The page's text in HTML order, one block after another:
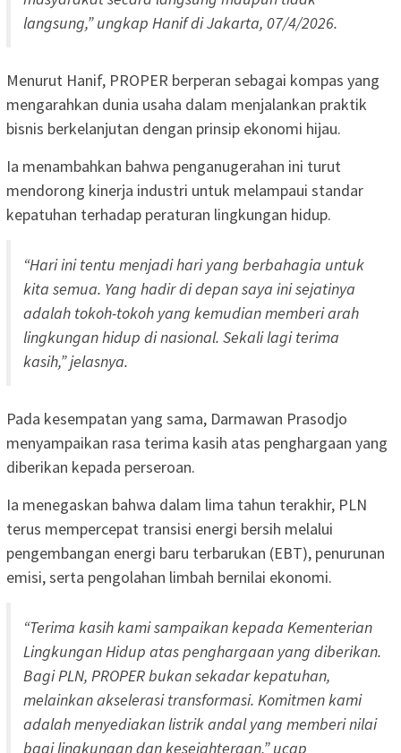
langsung,” ungkap Hanif di Jakarta, 07/4/2026.
Menurut Hanif, PROPER berperan sebagai kompas yang
mengarahkan dunia usaha dalam menjalankan praktik
bisnis berkelanjutan dengan prinsip ekonomi hijau.
Ia menambahkan bahwa penganugerahan ini turut
mendorong kinerja industri untuk melampaui standar
kepatuhan terhadap peraturan lingkungan hidup.
“Hari ini tentu menjadi hari yang berbahagia untuk
kita semua. Yang hadir di depan saya ini sejatinya
adalah tokoh-tokoh yang kemudian memberi arah
lingkungan hidup di nasional. Sekali lagi terima
kasih,” jelasnya.
Pada kesempatan yang sama, Darmawan Prasodjo
menyampaikan rasa terima kasih atas penghargaan yang
diberikan kepada perseroan.
Ia menegaskan bahwa dalam lima tahun terakhir, PLN
terus mempercepat transisi energi bersih melalui
pengembangan energi baru terbarukan (EBT), penurunan
emisi, serta pengolahan limbah bernilai ekonomi.
“Terima kasih kami sampaikan kepada Kementerian
Lingkungan Hidup atas penghargaan yang diberikan.
Bagi PLN, PROPER bukan sekadar kepatuhan,
melainkan akselerasi transformasi. Komitmen kami
adalah menyediakan listrik andal yang memberi nilai
bagi lingkungan dan kesejahteraan,” ucap